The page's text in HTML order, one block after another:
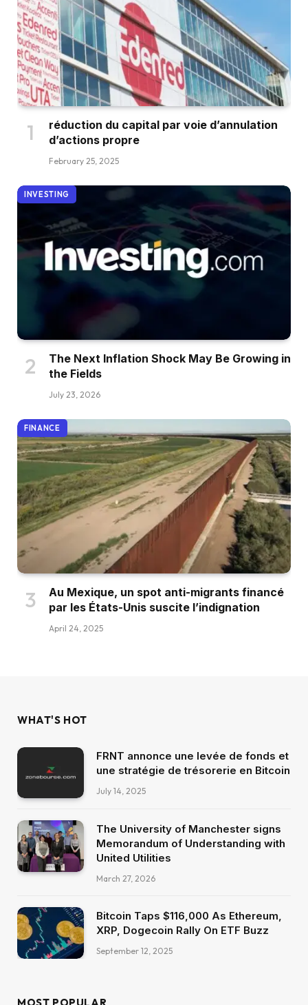
réduction du capital par voie d’annulation
d’actions propre
February 25, 2025
INVESTING
The Next Inflation Shock May Be Growing in
the Fields
July 23, 2026
FINANCE
Au Mexique, un spot anti-migrants financé
par les États-Unis suscite l’indignation
April 24, 2025
WHAT'S HOT
FRNT annonce une levée de fonds et
une stratégie de trésorerie en Bitcoin
July 14, 2025
The University of Manchester signs
Memorandum of Understanding with
United Utilities
March 27, 2026
Bitcoin Taps $116,000 As Ethereum,
XRP, Dogecoin Rally On ETF Buzz
September 12, 2025